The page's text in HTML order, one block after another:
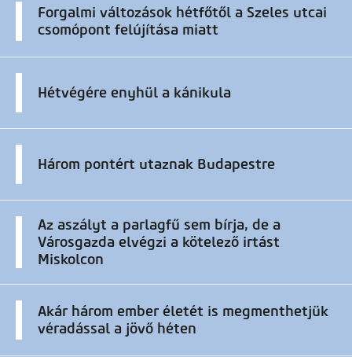
Forgalmi változások hétfőtől a Szeles utcai
csomópont felújítása miatt
Hétvégére enyhül a kánikula
Három pontért utaznak Budapestre
Az aszályt a parlagfű sem bírja, de a
Városgazda elvégzi a kötelező irtást
Miskolcon
Akár három ember életét is megmenthetjük
véradással a jövő héten